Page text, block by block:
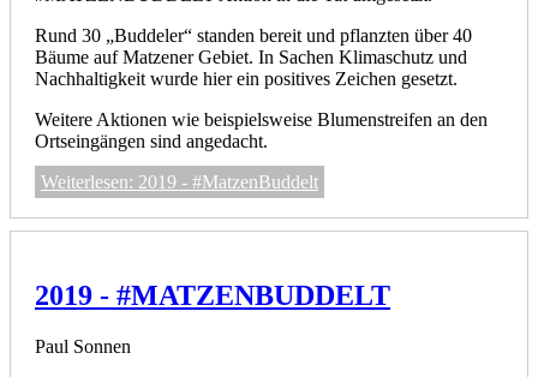
Rund 30 „Buddeler“ standen bereit und pflanzten über 40
Bäume auf Matzener Gebiet. In Sachen Klimaschutz und
Nachhaltigkeit wurde hier ein positives Zeichen gesetzt.
Weitere Aktionen wie beispielsweise Blumenstreifen an den
Ortseingängen sind angedacht.
Weiterlesen: 2019 - #MatzenBuddelt
2019 - #MATZENBUDDELT
Paul Sonnen